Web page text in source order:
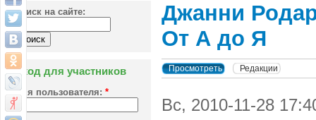
Поиск на сайте:
Вход для участников
Имя пользователя: *
Джанни
От А до Я
Просмотреть Редакции
Вс, 2010-11-28